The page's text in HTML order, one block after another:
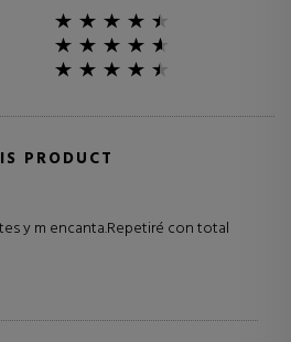
PRODUCT
y m encanta.Repetiré con total